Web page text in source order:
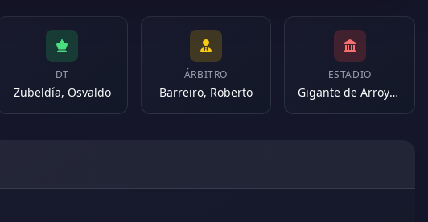
DT
Zubeldía, Osvaldo
ÁRBITRO
Barreiro, Roberto
ESTADIO
Gigante de Arroyito (Argentina)